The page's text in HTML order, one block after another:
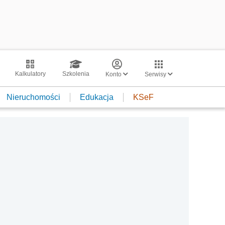
Kalkulatory Szkolenia Konto Serwisy
Nieruchomości Edukacja KSeF